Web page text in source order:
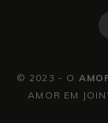
© 2023 - O
AMOR EM